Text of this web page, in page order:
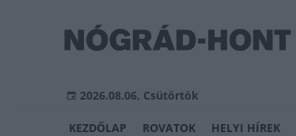
2026.08.06, Csütörtök
KEZDŐLAP ROVATOK HELYI HÍREK